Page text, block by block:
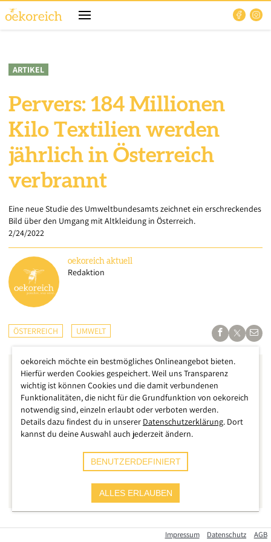
ARTIKEL
Pervers: 184 Millionen
Kilo Textilien werden
jährlich in Österreich
verbrannt
Eine neue Studie des Umweltbundesamts zeichnet ein erschreckendes
Bild über den Umgang mit Altkleidung in Österreich.
2/24/2022
oekoreich aktuell
Redaktion
ÖSTERREICH UMWELT
Eine neue Studie des Umweltbundesamts zeichnet ein
Impressum Datenschutz AGB
oekoreich möchte ein bestmögliches Onlineangebot bieten.
Hierfür werden Cookies gespeichert. Weil uns Transparenz
wichtig ist können Cookies und die damit verbundenen
Funktionalitäten, die nicht für die Grundfunktion von oekoreich
notwendig sind, einzeln erlaubt oder verboten werden.
Details dazu findest du in unserer Datenschutzerklärung. Dort
kannst du deine Auswahl auch jederzeit ändern.
BENUTZERDEFINIERT
ALLES ERLAUBEN